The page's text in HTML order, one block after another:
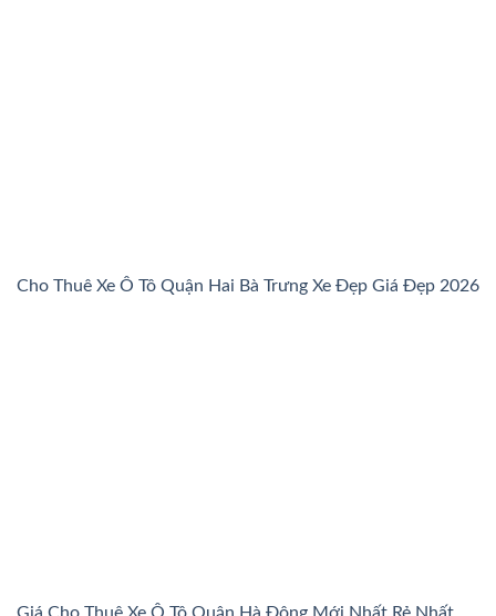
Cho Thuê Xe Ô Tô Quận Hai Bà Trưng Xe Đẹp Giá Đẹp 2026